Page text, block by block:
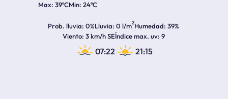
39ºC 24ºC
Prob. lluvia 0%Lluvia 0 l/m2Humedad 39%
Viento 3 km/h SEÍndice max. uv 9
07:22 21:15